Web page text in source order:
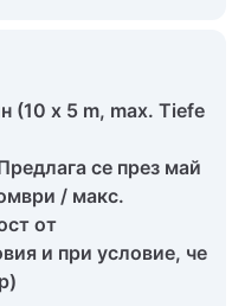
(10 x 5 m, max. Tiefe
се през май
/ макс.
от
и при условие, че